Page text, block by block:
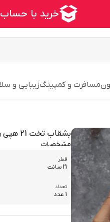
مسافرت و کمپینگزیبایی و
بشقاب تخت 21 هپی ربیت عالی
مشخصات
قطر
21 سانت
تعداد
1 عدد